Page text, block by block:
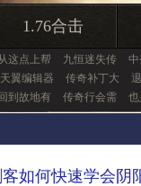
1.76合击
这点上帮 九恒迷失传
天翼编辑器 传奇补丁大
回到故地有 传奇行会需
如何快速学会阴